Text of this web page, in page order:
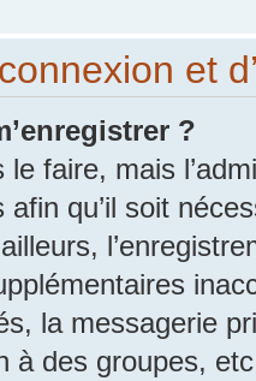
et
?
faire, mais
qu’il soit
la messagerie
à des groupes,